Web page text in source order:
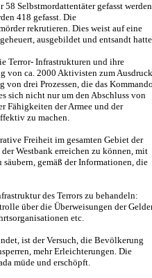
58 Selbstmordattentäter gefasst werden
418 gefasst. Die
rekrutieren. Dies weist auf eine
ausgebildet und entsandt
Terror- Infrastrukturen und ihre
von ca. 2000 Aktivisten zum Ausdruck
drei Prozessen, die das Kommando
sich nicht nur um den Abschluss von
Fähigkeiten der Armee und der
zu machen.
Freiheit im gesamten Gebiet der
Westbank erreichen zu können, mit
gemäß der Informationen, die
des Terrors zu behandeln:
über die Überweisungen der
etc.
ist der Versuch, die Bevölkerung
mehr Erleichterungen. Die
müde und erschöpft.